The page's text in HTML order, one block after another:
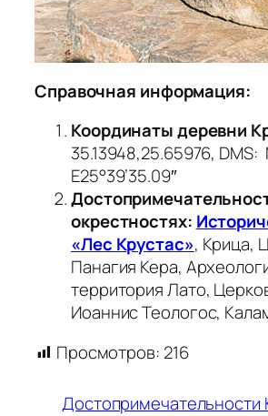
Справочная информация:
Координаты деревни
35.13948,25.65976, DMS:
E25°39’35.09″
окрестностях:
«Лес Крустас», Крица,
Панагия Кера,
территория Лато,
Иоаннис Теологос,
Просмотров: 216
Достопримечательности